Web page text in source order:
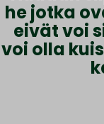
he jotka
eivät voi
voi olla